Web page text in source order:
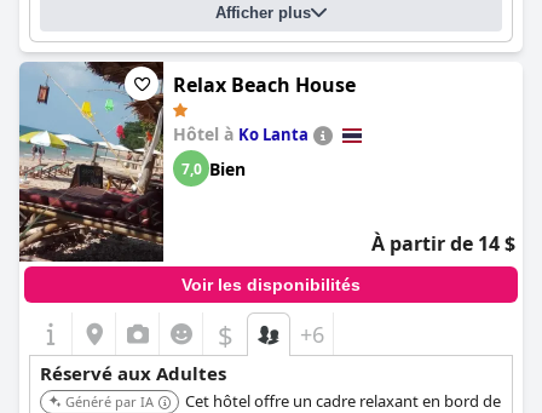
Afficher plus
Relax Beach House
Hôtel à Ko Lanta
7,0 Bien
À partir de 14 $
Voir les disponibilités
$ +6
Réservé aux Adultes
Généré par IA
Cet hôtel offre un cadre relaxant en bord de